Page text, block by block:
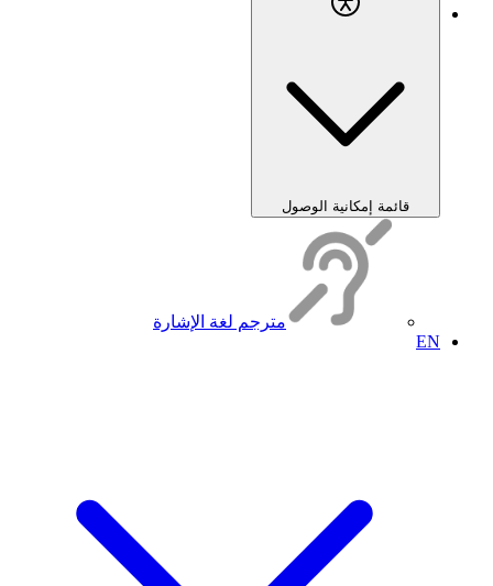
قائمة إمكانية الوصول
مترجم لغة الإشارة
EN